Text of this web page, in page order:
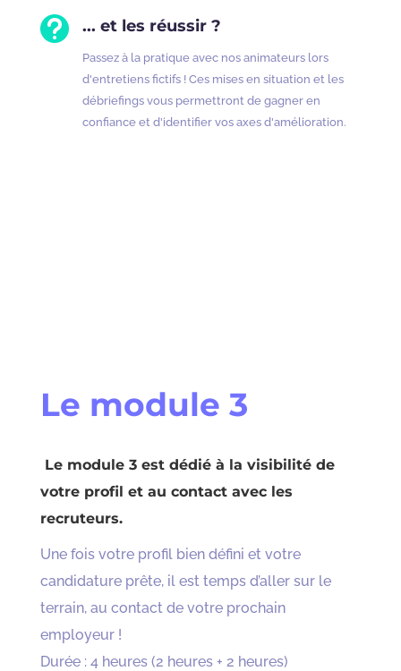
 ... et les réussir ?
Passez à la pratique avec nos animateurs lors
d'entretiens fictifs ! Ces mises en situation et les
débriefings vous permettront de gagner en
confiance et d'identifier vos axes d'amélioration.
Le module 3
Le module 3 est dédié à la visibilité de
votre profil et au contact avec les
recruteurs.
Une fois votre profil bien défini et votre
candidature prête, il est temps d’aller sur le
terrain, au contact de votre prochain
employeur !
Durée : 4 heures (2 heures + 2 heures)